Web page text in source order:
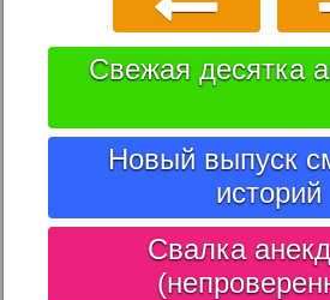
Свежая десятка
Новый выпуск
историй
Свалка